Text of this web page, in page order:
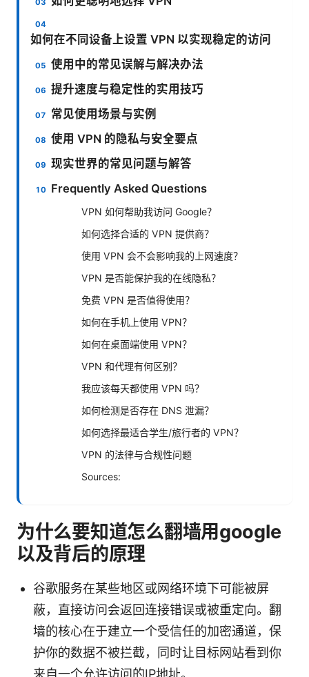
如何在不同设备上设置 VPN 以实现稳定的访问
使用中的常见误解与解决办法
提升速度与稳定性的实用技巧
常见使用场景与实例
使用 VPN 的隐私与安全要点
现实世界的常见问题与解答
Frequently Asked Questions
VPN 如何帮助我访问 Google？
如何选择合适的 VPN 提供商？
使用 VPN 会不会影响我的上网速度？
VPN 是否能保护我的在线隐私？
免费 VPN 是否值得使用？
如何在手机上使用 VPN？
如何在桌面端使用 VPN？
VPN 和代理有何区别？
我应该每天都使用 VPN 吗？
如何检测是否存在 DNS 泄漏？
如何选择最适合学生/旅行者的 VPN？
VPN 的法律与合规性问题
Sources:
为什么要知道怎么翻墙用google
以及背后的原理
谷歌服务在某些地区或网络环境下可能被屏
蔽，直接访问会返回连接错误或被重定向。翻
墙的核心在于建立一个受信任的加密通道，保
护你的数据不被拦截，同时让目标网站看到你
来自一个允许访问的IP地址。